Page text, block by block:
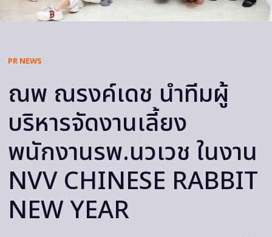
PR NEWS
ณพ ณรงค์เดช นำทีมผู้
บริหารจัดงานเลี้ยง
พนักงานรพ.นวเวช ในงาน
NVV CHINESE RABBIT
NEW YEAR